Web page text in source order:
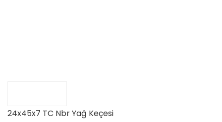
24x45x7 TC Nbr Yağ Keçesi